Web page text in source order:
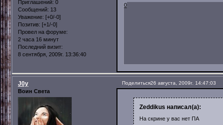
Приглашений: 0
Сообщений: 13
Уважение: [+0/-0]
Позитив: [+1/-0]
Провел на форуме:
2 часа 16 минут
Последний визит:
8 сентября, 2009г. 13:36:40
0
Поделиться26 августа, 2009г. 14:47:03
J0y
Воин Света
Zeddikus написал(а):
На скрине у вас нет ПА